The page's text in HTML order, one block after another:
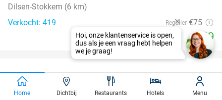
Dilsen-Stokkem (6 km)
Verkocht: 419
Regulier €75
€49
100%
favorite_border
75 dagen gratis luisterboeken en e-books
BookBeat
Home Dichtbij Restaurants Hotels Menu